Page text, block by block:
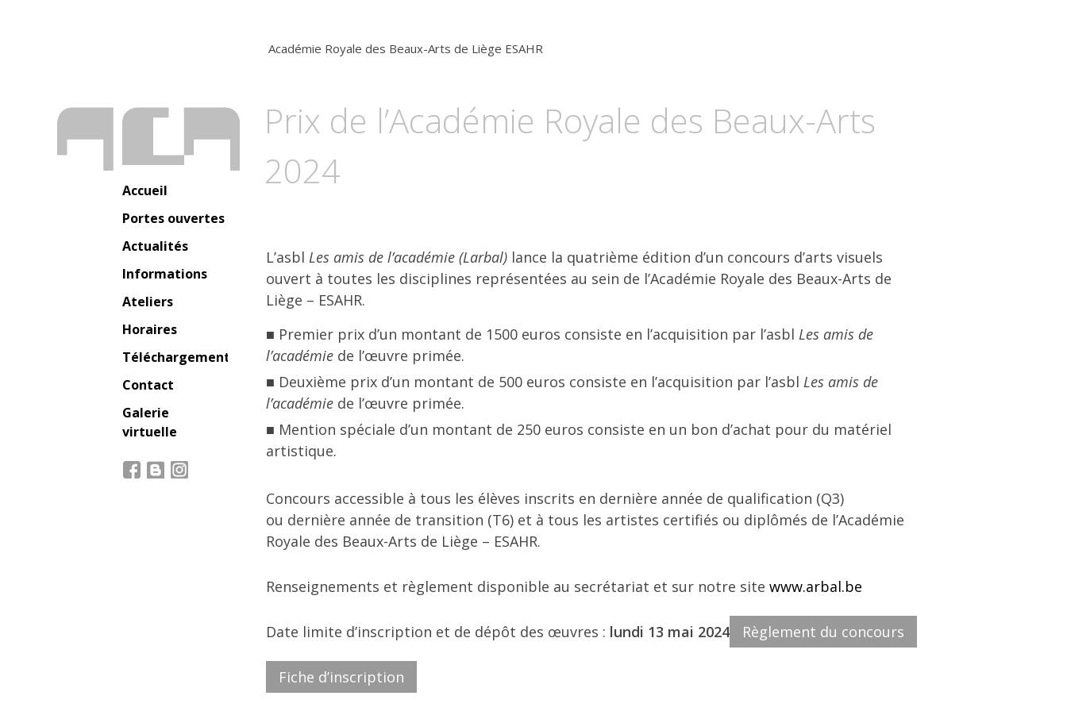
Académie Royale des Beaux-Arts de Liège ESAHR
Accueil
Portes ouvertes
Actualités
Informations
Ateliers
Horaires
Téléchargement
Contact
Galerie
virtuelle
Prix de l’Académie Royale des Beaux-Arts
2024
L’asbl Les amis de l’académie (Larbal) lance la quatrième édition d’un concours d’arts visuels
ouvert à toutes les disciplines représentées au sein de l’Académie Royale des Beaux-Arts de
Liège – ESAHR.
Premier prix d’un montant de 1500 euros consiste en l’acquisition par l’asbl Les amis de
l’académie de l’œuvre primée.
Deuxième prix d’un montant de 500 euros consiste en l’acquisition par l’asbl Les amis de
l’académie de l’œuvre primée.
Mention spéciale d’un montant de 250 euros consiste en un bon d’achat pour du matériel
artistique.
Concours accessible à tous les élèves inscrits en dernière année de qualification (Q3)
ou dernière année de transition (T6) et à tous les artistes certifiés ou diplômés de l’Académie
Royale des Beaux-Arts de Liège – ESAHR.
Renseignements et règlement disponible au secrétariat et sur notre site www.arbal.be
Date limite d’inscription et de dépôt des œuvres : lundi 13 mai 2024 Règlement du concours
Fiche d’inscription